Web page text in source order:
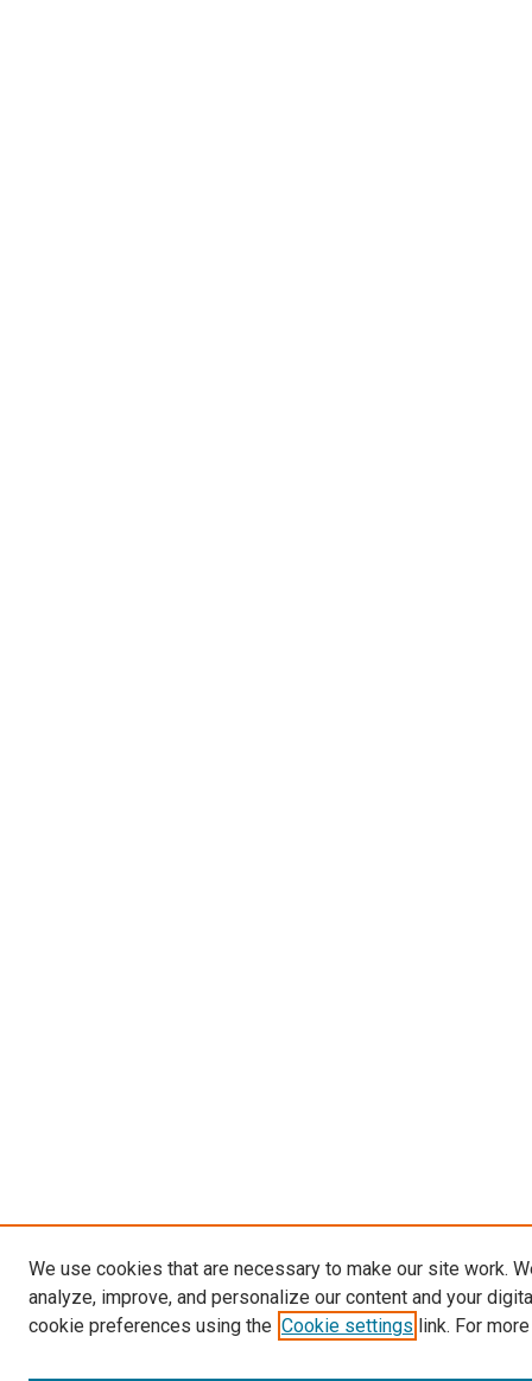
We use cookies that are necessary to make our site work.
analyze, improve, and personalize our content and your
cookie preferences using the Cookie settings link. For